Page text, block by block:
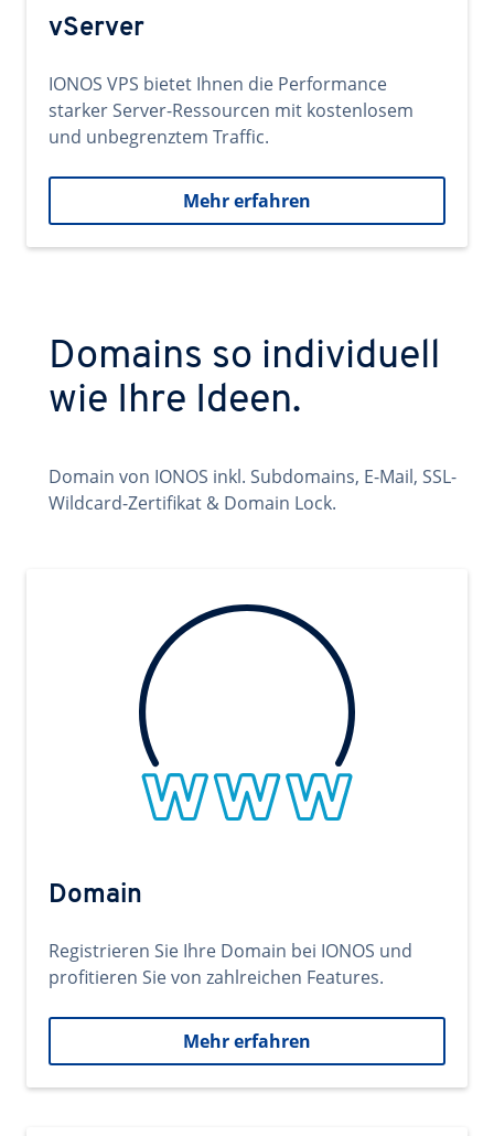
vServer
IONOS VPS bietet Ihnen die Performance
starker Server-Ressourcen mit kostenlosem
und unbegrenztem Traffic.
Mehr erfahren
Domains so individuell
wie Ihre Ideen.
Domain von IONOS inkl. Subdomains, E-Mail, SSL-
Wildcard-Zertifikat & Domain Lock.
Domain
Registrieren Sie Ihre Domain bei IONOS und
profitieren Sie von zahlreichen Features.
Mehr erfahren